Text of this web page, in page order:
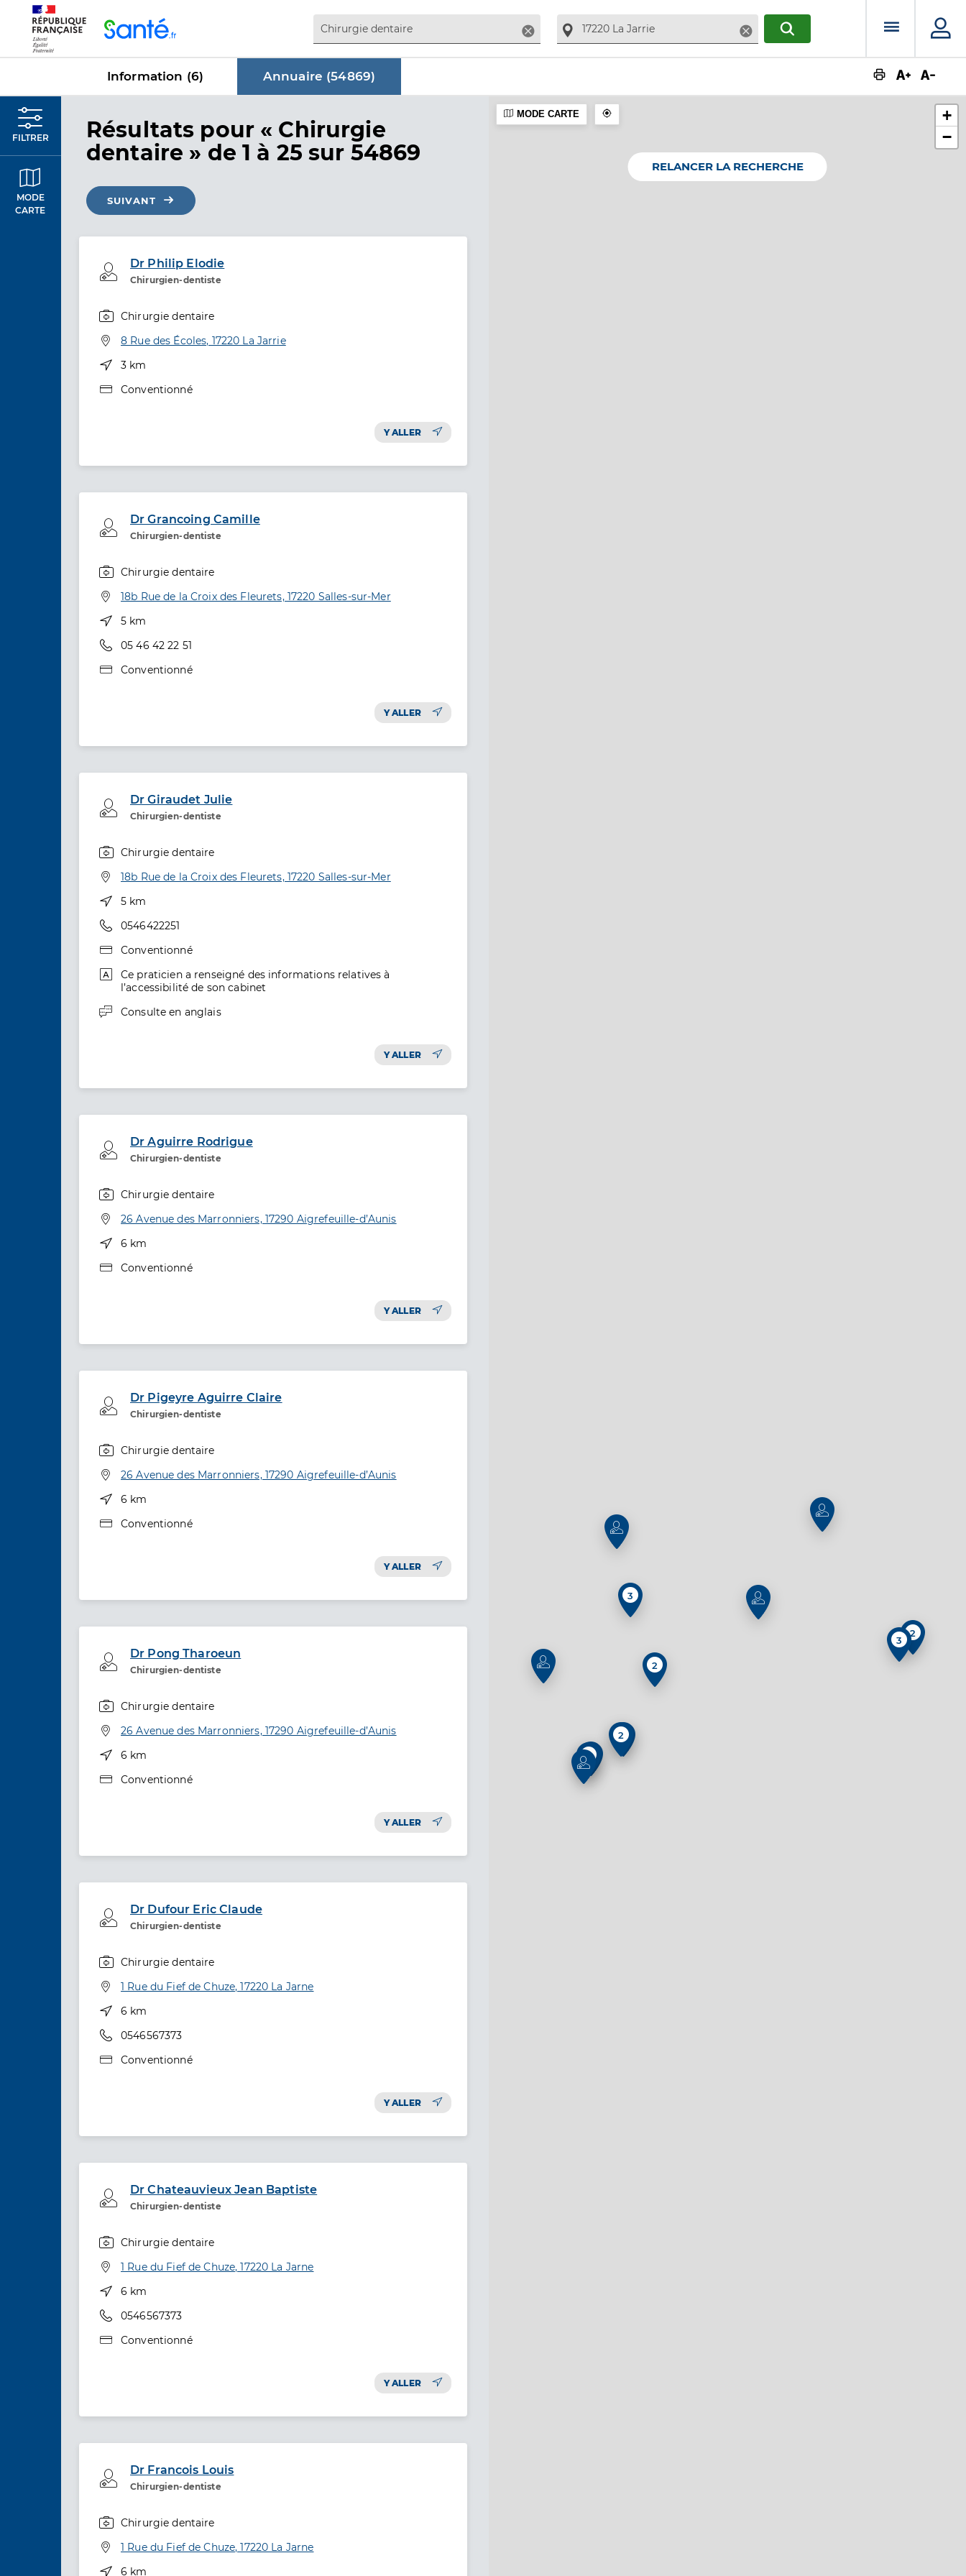
Supprimer SupprimerRECHERCHERMenu
Information (6) Annuaire (54869)
FILTRER
MODE
CARTE
Résultats dans Annuaire
pour « Chirurgie
dentaire » de 1 à 25 sur 54869
SUIVANT
Dr Philip Elodie
Chirurgien-dentiste
Professionel de santé
Chirurgie dentaire
Adresse
8 Rue des Écoles, 17220 La Jarrie
Distance
3 km
Type de convention
Conventionné
Y ALLER
Dr Grancoing Camille
Chirurgien-dentiste
Professionel de santé
Chirurgie dentaire
Adresse
18b Rue de la Croix des Fleurets, 17220 Salles-sur-Mer
Distance
5 km
Téléphone
05 46 42 22 51
Type de convention
Conventionné
Y ALLER
Dr Giraudet Julie
Chirurgien-dentiste
Professionel de santé
Chirurgie dentaire
Adresse
18b Rue de la Croix des Fleurets, 17220 Salles-sur-Mer
Distance
5 km
Téléphone
0546422251
Type de convention
Conventionné
informations relatives à l’accessibilité
Ce praticien a renseigné des informations relatives à
l’accessibilité de son cabinet
informations relatives aux langues
Consulte en anglais
Y ALLER
Dr Aguirre Rodrigue
Chirurgien-dentiste
Professionel de santé
Chirurgie dentaire
Adresse
26 Avenue des Marronniers, 17290 Aigrefeuille-d’Aunis
Distance
6 km
Type de convention
Conventionné
Y ALLER
Dr Pigeyre Aguirre Claire
Chirurgien-dentiste
Professionel de santé
Chirurgie dentaire
Adresse
26 Avenue des Marronniers, 17290 Aigrefeuille-d’Aunis
Distance
6 km
Type de convention
Conventionné
Y ALLER
Dr Pong Tharoeun
Chirurgien-dentiste
Professionel de santé
Chirurgie dentaire
Adresse
26 Avenue des Marronniers, 17290 Aigrefeuille-d’Aunis
Distance
6 km
Type de convention
Conventionné
Y ALLER
Dr Dufour Eric Claude
Chirurgien-dentiste
Professionel de santé
Chirurgie dentaire
Adresse
1 Rue du Fief de Chuze, 17220 La Jarne
Distance
6 km
Téléphone
0546567373
Type de convention
Conventionné
Y ALLER
Dr Chateauvieux Jean Baptiste
Chirurgien-dentiste
Professionel de santé
Chirurgie dentaire
Adresse
1 Rue du Fief de Chuze, 17220 La Jarne
Distance
6 km
Téléphone
0546567373
Type de convention
Conventionné
Y ALLER
Dr Francois Louis
Chirurgien-dentiste
Professionel de santé
Chirurgie dentaire
Adresse
1 Rue du Fief de Chuze, 17220 La Jarne
Distance
6 km
2
3
3
2
2
6
+
−
MODE CARTE
RELANCER LA RECHERCHE
Panneau de gestion des cookies